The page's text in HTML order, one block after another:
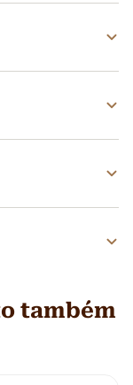
também